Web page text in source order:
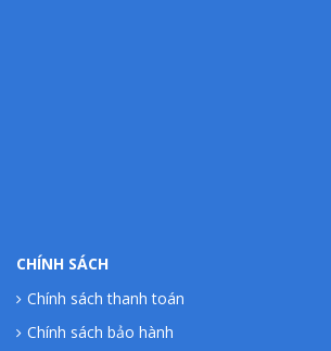
CHÍNH SÁCH
Chính sách thanh toán
Chính sách bảo hành